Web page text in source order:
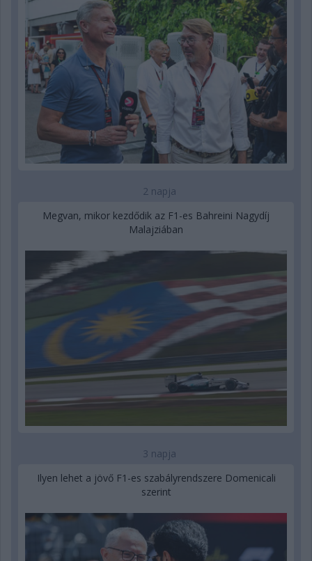
2 napja
Megvan, mikor kezdődik az F1-es Bahreini Nagydíj
Malajziában
3 napja
Ilyen lehet a jövő F1-es szabályrendszere Domenicali
szerint